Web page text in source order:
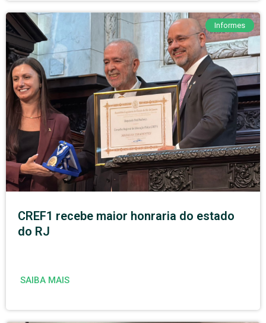
Informes
CREF1 recebe maior honraria do estado
do RJ
SAIBA MAIS